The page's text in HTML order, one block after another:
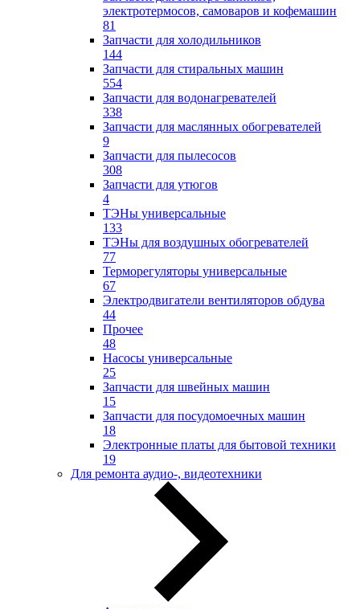
электротермосов, самоваров и кофемашин
81
Запчасти для холодильников
144
Запчасти для стиральных машин
554
Запчасти для водонагревателей
338
Запчасти для маслянных обогревателей
9
Запчасти для пылесосов
308
Запчасти для утюгов
4
ТЭНы универсальные
133
ТЭНы для воздушных обогревателей
77
Терморегуляторы универсальные
67
Электродвигатели вентиляторов обдува
44
Прочее
48
Насосы универсальные
25
Запчасти для швейных машин
15
Запчасти для посудомоечных машин
18
Электронные платы для бытовой техники
19
Для ремонта аудио-, видеотехники